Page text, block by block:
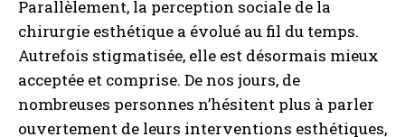
Parallèlement, la perception sociale de la
chirurgie esthétique a évolué au fil du temps.
Autrefois stigmatisée, elle est désormais mieux
acceptée et comprise. De nos jours, de
nombreuses personnes n’hésitent plus à parler
ouvertement de leurs interventions esthétiques,